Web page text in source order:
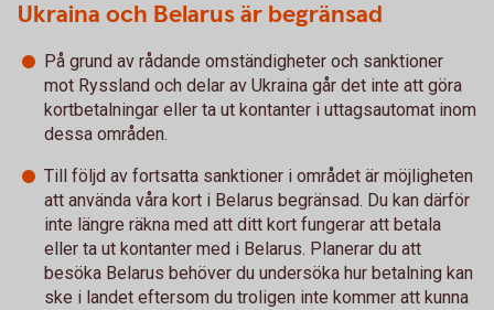
Ukraina och Belarus är begränsad
På grund av rådande omständigheter och sanktioner
mot Ryssland och delar av Ukraina går det inte att göra
kortbetalningar eller ta ut kontanter i uttagsautomat inom
dessa områden.
Till följd av fortsatta sanktioner i området är möjligheten
att använda våra kort i Belarus begränsad. Du kan därför
inte längre räkna med att ditt kort fungerar att betala
eller ta ut kontanter med i Belarus. Planerar du att
besöka Belarus behöver du undersöka hur betalning kan
ske i landet eftersom du troligen inte kommer att kunna